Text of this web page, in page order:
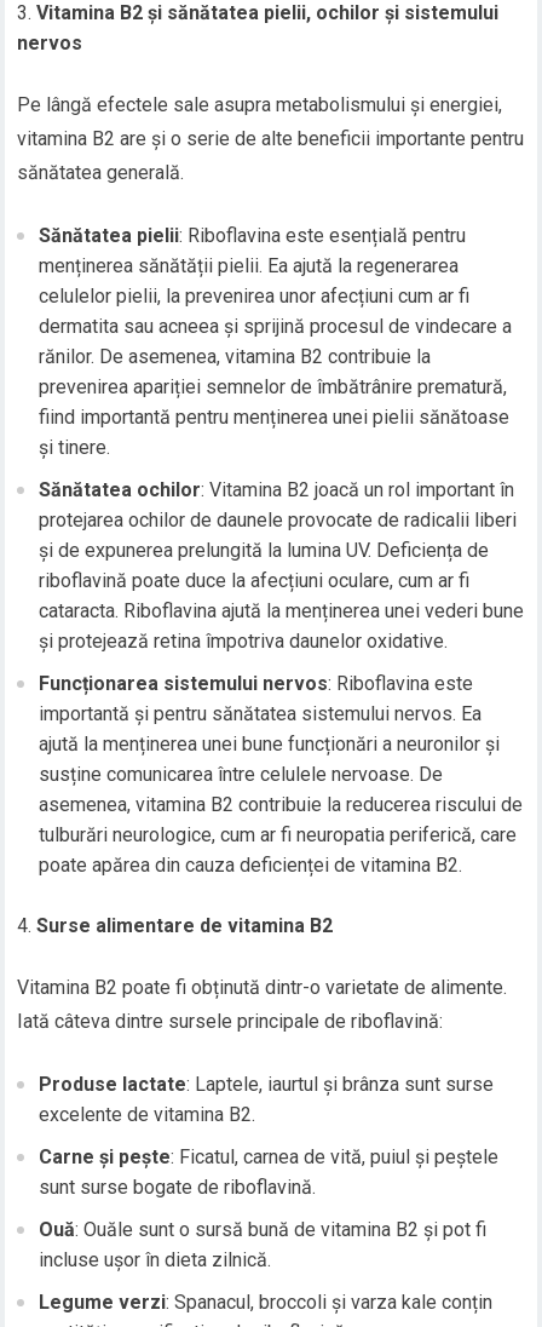
Vitamina B2 și sănătatea pielii, ochilor și sistemului
nervos
Pe lângă efectele sale asupra metabolismului și energiei,
vitamina B2 are și o serie de alte beneficii importante pentru
sănătatea generală.
Sănătatea pielii: Riboflavina este esențială pentru
menținerea sănătății pielii. Ea ajută la regenerarea
celulelor pielii, la prevenirea unor afecțiuni cum ar fi
dermatita sau acneea și sprijină procesul de vindecare a
rănilor. De asemenea, vitamina B2 contribuie la
prevenirea apariției semnelor de îmbătrânire prematură,
fiind importantă pentru menținerea unei pielii sănătoase
și tinere.
Sănătatea ochilor: Vitamina B2 joacă un rol important în
protejarea ochilor de daunele provocate de radicalii liberi
și de expunerea prelungită la lumina UV. Deficiența de
riboflavină poate duce la afecțiuni oculare, cum ar fi
cataracta. Riboflavina ajută la menținerea unei vederi bune
și protejează retina împotriva daunelor oxidative.
Funcționarea sistemului nervos: Riboflavina este
importantă și pentru sănătatea sistemului nervos. Ea
ajută la menținerea unei bune funcționări a neuronilor și
susține comunicarea între celulele nervoase. De
asemenea, vitamina B2 contribuie la reducerea riscului de
tulburări neurologice, cum ar fi neuropatia periferică, care
poate apărea din cauza deficienței de vitamina B2.
Surse alimentare de vitamina B2
Vitamina B2 poate fi obținută dintr-o varietate de alimente.
Iată câteva dintre sursele principale de riboflavină:
Produse lactate: Laptele, iaurtul și brânza sunt surse
excelente de vitamina B2.
Carne și pește: Ficatul, carnea de vită, puiul și peștele
sunt surse bogate de riboflavină.
Ouă: Ouăle sunt o sursă bună de vitamina B2 și pot fi
incluse ușor în dieta zilnică.
Legume verzi: Spanacul, broccoli și varza kale conțin